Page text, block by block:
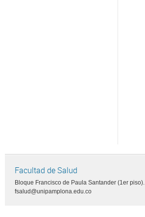
Facultad de Salud
Bloque Francisco de Paula Santander (1er piso).
fsalud@unipamplona.edu.co